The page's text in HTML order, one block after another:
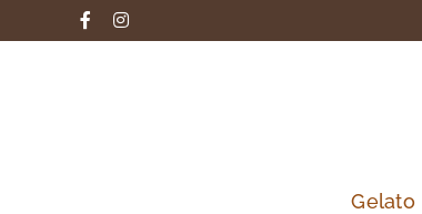
al
FacebookInstagram
Gelato